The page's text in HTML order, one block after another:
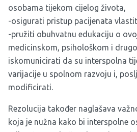
osobama tijekom cijelog života,
-osigurati pristup pacijenata
-pružiti obuhvatnu edukaciju o
medicinskom, psihološkom i
iskomunicirati da su interspolna
varijacije u spolnom razvoju i,
modificirati.
Rezolucija također naglašava
koja je nužna kako bi interspolne